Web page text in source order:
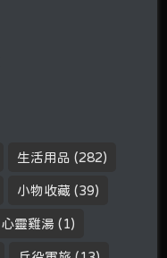
生活用品 (282)
小物收藏 (39)
心靈雞湯 (1)